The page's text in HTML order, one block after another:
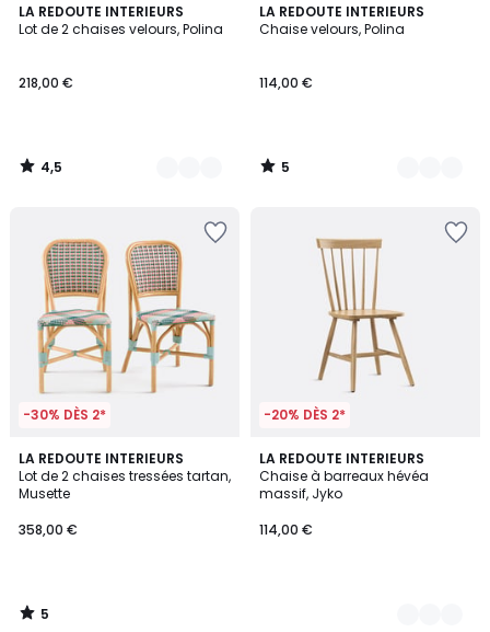
LA REDOUTE INTERIEURS
Lot de 2 chaises velours, Polina
218,00 €
4,5
/ 5
3
Couleurs
4,5
/
LA REDOUTE INTERIEURS
Chaise velours, Polina
114,00 €
5
/
3
Couleurs
5
/
-30% DÈS 2*
LA REDOUTE INTERIEURS
Lot de 2 chaises tressées tartan,
Musette
358,00 €
5
/
5
5
/
-20% DÈS 2*
LA REDOUTE INTERIEURS
Chaise à barreaux hévéa
massif, Jyko
114,00 €
3
Couleurs